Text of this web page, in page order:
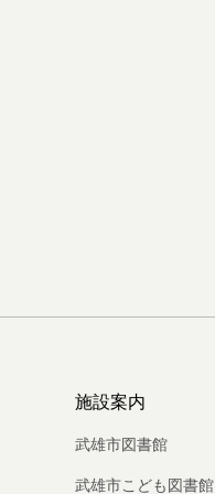
施設案内
武雄市図書館
武雄市こども図書館